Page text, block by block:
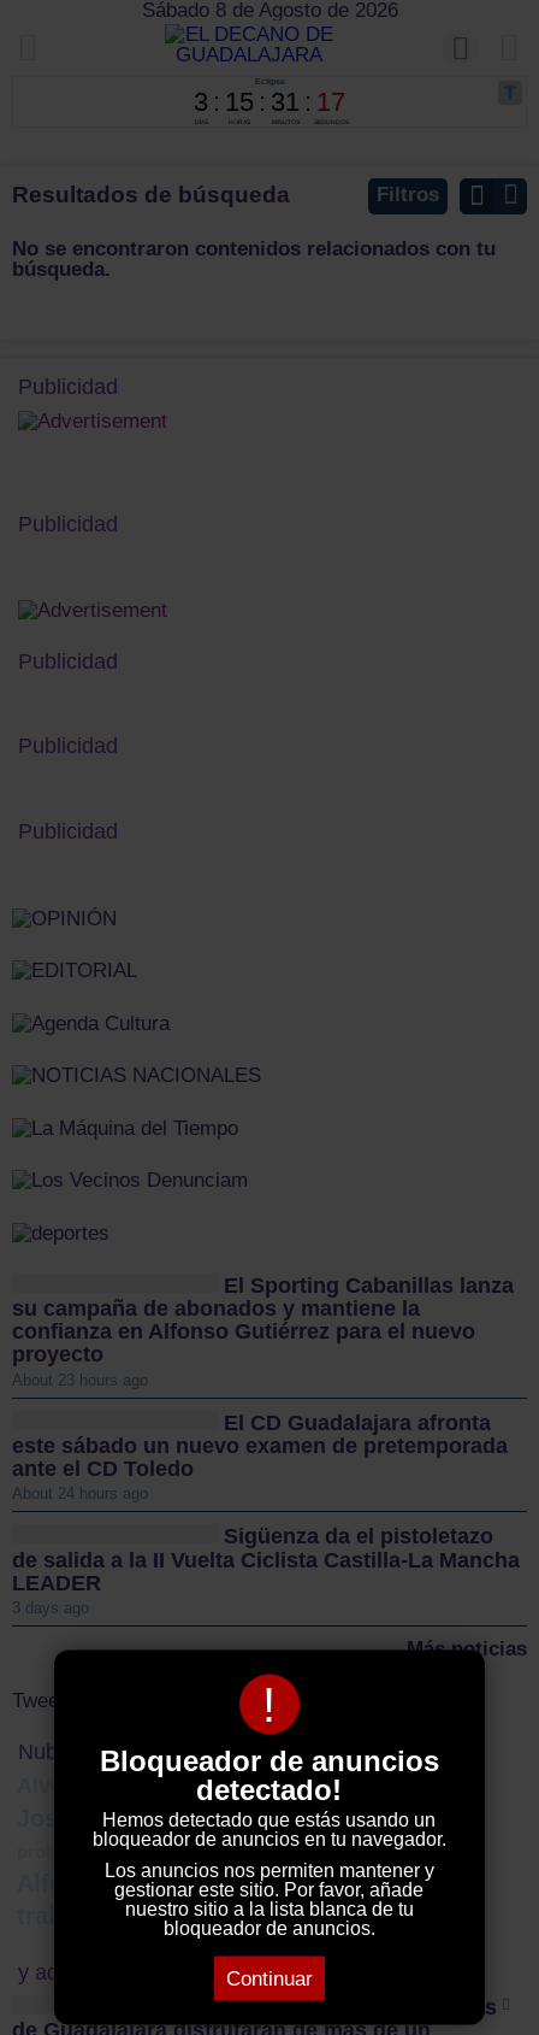
!
Bloqueador de anuncios
detectado!
Hemos detectado que estás usando un
bloqueador de anuncios en tu navegador.
Los anuncios nos permiten mantener y
gestionar este sitio. Por favor, añade
nuestro sitio a la lista blanca de tu
bloqueador de anuncios.
Continuar
Sábado 8 de Agosto de 2026
Filtros
Resultados de búsqueda
No se encontraron contenidos relacionados con tu
búsqueda.
Publicidad
Publicidad
Publicidad
Publicidad
Publicidad
El Sporting Cabanillas lanza
su campaña de abonados y mantiene la
confianza en Alfonso Gutiérrez para el nuevo
proyecto
About 23 hours ago
El CD Guadalajara afronta
este sábado un nuevo examen de pretemporada
ante el CD Toledo
About 24 hours ago
Sigüenza da el pistoletazo
de salida a la II Vuelta Ciclista Castilla-La Mancha
LEADER
3 days ago
Más noticias
Tweets by ElDecanodeGuad1
Nube de Tags
fotografía música
José Luis Sampedro Guadalajara datos
prohibiciones policía local
adac
Alfonso Esteban
logística abandono
trabajadores senior presupuestos
y además...
REPORTAJE. Los taurinos